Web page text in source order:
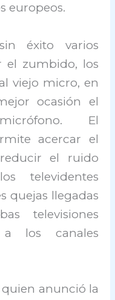
europeos.
éxito varios
el zumbido, los
viejo micro, en
ocasión el
El
acercar el
el ruido
televidentes
quejas llegadas
televisiones
los canales
quien anunció la